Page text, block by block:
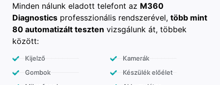
Minden nálunk eladott telefont az M360
Diagnostics professzionális rendszerével, több mint
80 automatizált teszten vizsgálunk át, többek
között:
Kijelző
Gombok
Kamerák
Készülék előélet